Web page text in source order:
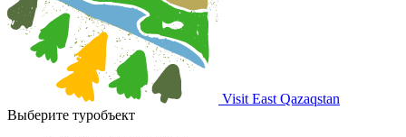
Visit East Qazaqstan
Выберите туробъект